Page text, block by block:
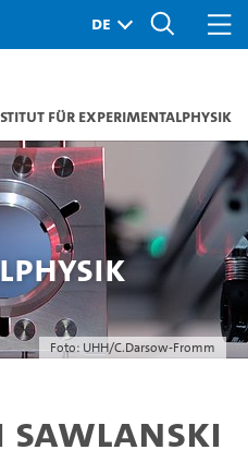
für Experimentalphysik
Foto: UHH/C.Darsow-Fromm
Sawlanski